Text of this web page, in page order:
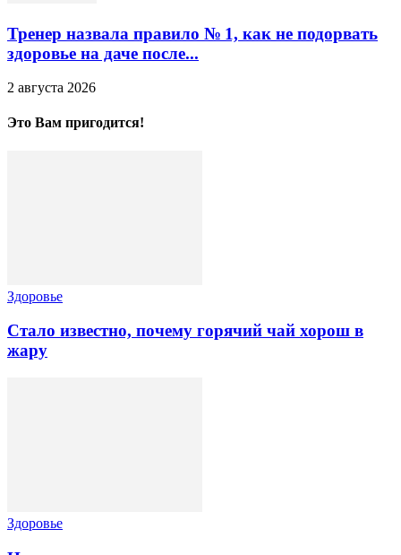
Тренер назвала правило № 1, как не подорвать
здоровье на даче после...
2 августа 2026
Это Вам пригодится!
Здоровье
Стало известно, почему горячий чай хорош в
жару
Здоровье